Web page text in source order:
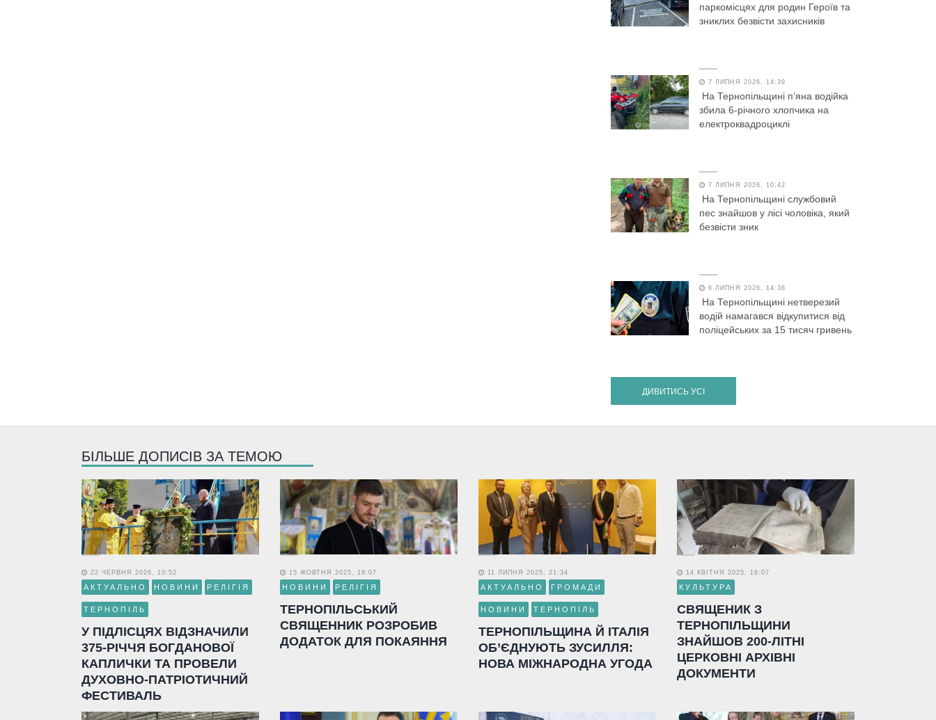
паркомісцях для родин Героїв та
зниклих безвісти захисників
7 ЛИПНЯ 2026, 14:39
На Тернопільщині п’яна водійка
збила 6-річного хлопчика на
електроквадроциклі
7 ЛИПНЯ 2026, 10:42
На Тернопільщині службовий
пес знайшов у лісі чоловіка, який
безвісти зник
6 ЛИПНЯ 2026, 14:36
На Тернопільщині нетверезий
водій намагався відкупитися від
поліцейських за 15 тисяч гривень
ДИВИТИСЬ УСІ
БІЛЬШЕ ДОПИСІВ ЗА ТЕМОЮ
22 ЧЕРВНЯ 2026, 10:52
АКТУАЛЬНО НОВИНИ РЕЛІГІЯ
ТЕРНОПІЛЬ
У ПІДЛІСЦЯХ ВІДЗНАЧИЛИ
375-РІЧЧЯ БОГДАНОВОЇ
КАПЛИЧКИ ТА ПРОВЕЛИ
ДУХОВНО-ПАТРІОТИЧНИЙ
ФЕСТИВАЛЬ
15 ЖОВТНЯ 2025, 19:07
НОВИНИ РЕЛІГІЯ
ТЕРНОПІЛЬСЬКИЙ
СВЯЩЕННИК РОЗРОБИВ
ДОДАТОК ДЛЯ ПОКАЯННЯ
11 ЛИПНЯ 2025, 21:34
АКТУАЛЬНО ГРОМАДИ
НОВИНИ ТЕРНОПІЛЬ
ТЕРНОПІЛЬЩИНА Й ІТАЛІЯ
ОБ’ЄДНУЮТЬ ЗУСИЛЛЯ:
НОВА МІЖНАРОДНА УГОДА
14 КВІТНЯ 2025, 18:07
КУЛЬТУРА
СВЯЩЕНИК З
ТЕРНОПІЛЬЩИНИ
ЗНАЙШОВ 200-ЛІТНІ
ЦЕРКОВНІ АРХІВНІ
ДОКУМЕНТИ